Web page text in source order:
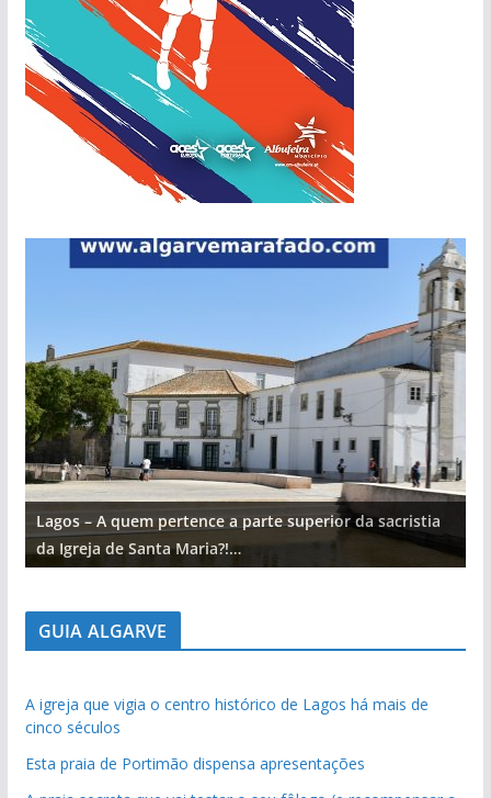
Lagos – A quem pertence a parte superior da sacristia
da Igreja de Santa Maria?!…
GUIA ALGARVE
A igreja que vigia o centro histórico de Lagos há mais de
cinco séculos
Esta praia de Portimão dispensa apresentações